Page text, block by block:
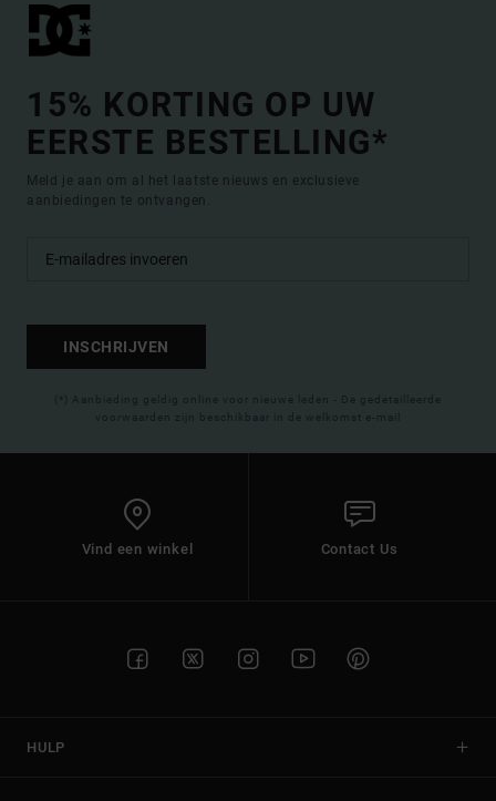
15% KORTING OP UW
EERSTE BESTELLING*
Meld je aan om al het laatste nieuws en exclusieve
aanbiedingen te ontvangen.
INSCHRIJVEN
(*) Aanbieding geldig online voor nieuwe leden - De gedetailleerde
voorwaarden zijn beschikbaar in de welkomst e-mail
Vind een winkel Contact Us
HULP